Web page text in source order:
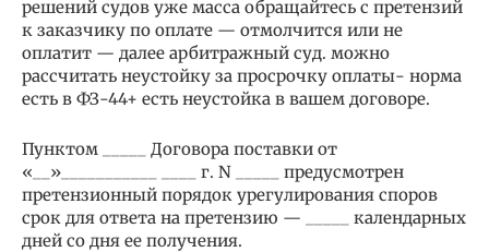
решений судов уже масса обращайтесь с претензий
к заказчику по оплате — отмолчится или не
оплатит — далее арбитражный суд. можно
рассчитать неустойку за просрочку оплаты- норма
есть в ФЗ-44+ есть неустойка в вашем договоре.
Пунктом _____ Договора поставки от
«__»___________ ____ г. N _____ предусмотрен
претензионный порядок урегулирования споров
срок для ответа на претензию — _____ календарных
дней со дня ее получения.